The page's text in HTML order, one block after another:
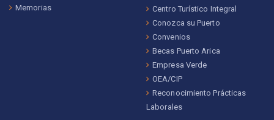
Memorias
Centro Turístico Integral
Conozca su Puerto
Convenios
Becas Puerto Arica
Empresa Verde
OEA/CIP
Reconocimiento Prácticas
Laborales